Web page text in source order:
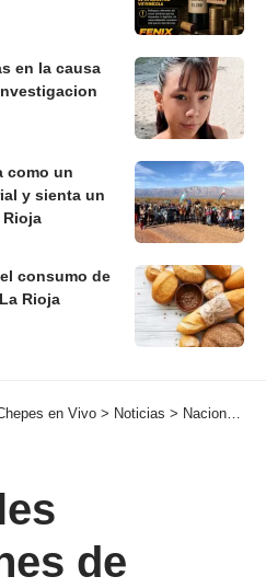
en la causa
como un
y sienta un
consumo de
Rioja
en Vivo > Noticias > Nacionales
de